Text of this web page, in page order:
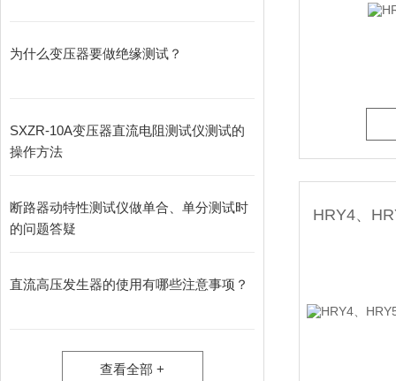
为什么变压器要做绝缘测试？
SXZR-10A变压器直流电阻测试仪测试的
操作方法
断路器动特性测试仪做单合、单分测试时
的问题答疑
直流高压发生器的使用有哪些注意事项？
查看全部 +